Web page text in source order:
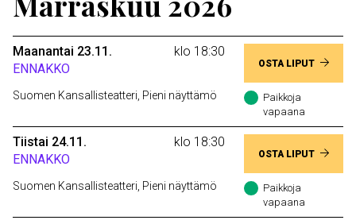
Maanantai 23.11.
klo 18:30
ENNAKKO
Suomen Kansallisteatteri, Pieni näyttämö
OSTA LIPUT
Paikkoja
vapaana
Tiistai 24.11.
klo 18:30
ENNAKKO
Suomen Kansallisteatteri, Pieni näyttämö
OSTA LIPUT
Paikkoja
vapaana